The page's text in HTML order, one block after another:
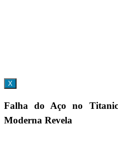
X
Falha do Aço no
Moderna Revela